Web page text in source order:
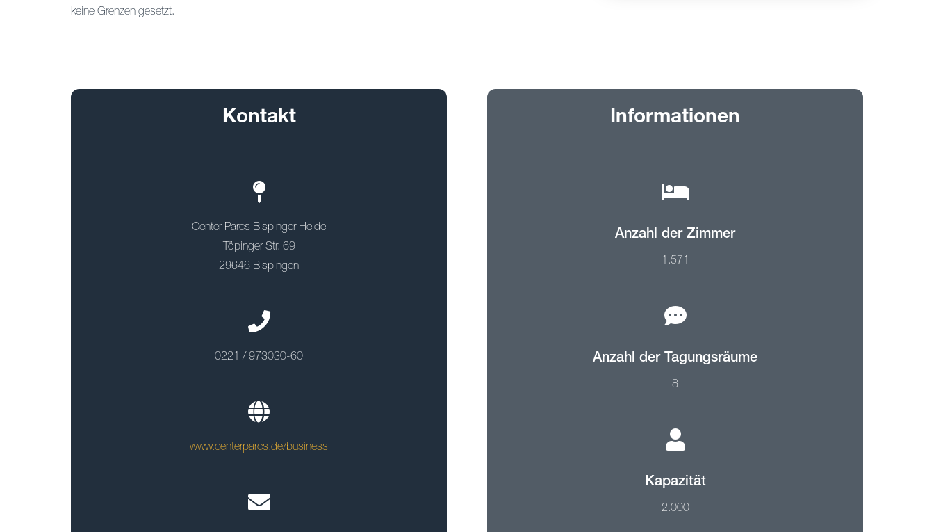
keine Grenzen gesetzt.
Kontakt
Center Parcs Bispinger Heide
Töpinger Str. 69
29646 Bispingen
0221 / 973030-60
www.centerparcs.de/business
Informationen
Anzahl der Zimmer
1.571
Anzahl der Tagungsräume
8
Kapazität
2.000